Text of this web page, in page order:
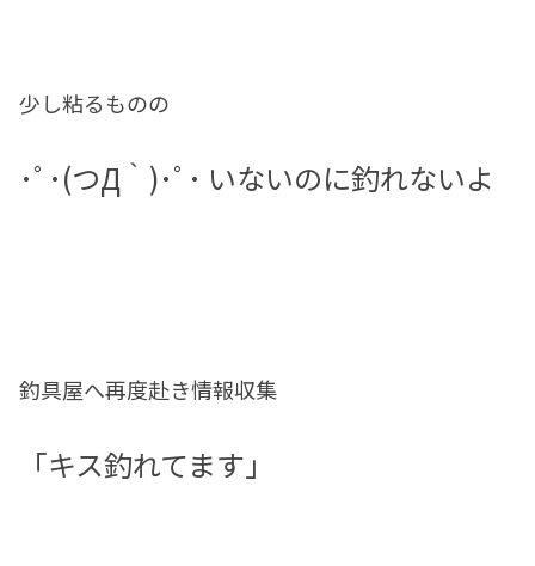
少し粘るものの
･ﾟ･(つД｀)･ﾟ･ いないのに釣れないよ
釣具屋へ再度赴き情報収集
「キス釣れてます」